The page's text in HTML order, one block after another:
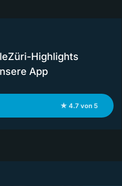
Highlights
App
★ 4.7 von 5